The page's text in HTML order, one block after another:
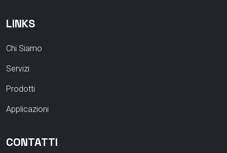
LINKS
Chi Siamo
Servizi
Prodotti
Applicazioni
CONTATTI